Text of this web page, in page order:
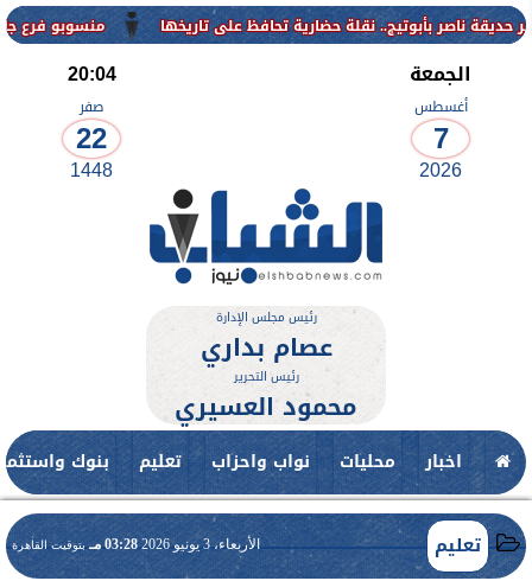
منسوبو فرع جامعة الأزهر
الجمعة
أغسطس
7
2026
20:04
صفر
22
1448
رئيس مجلس الإدارة
عصام بداري
رئيس التحرير
محمود العسيري
اخبار محليات نواب واحزاب تعليم بنوك
تعليم الأربعاء، 3 يونيو 2026 03:28 مـ بتوقيت القاهرة